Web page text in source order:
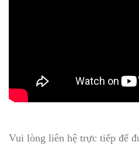
Vui lòng liên hệ trực tiếp để